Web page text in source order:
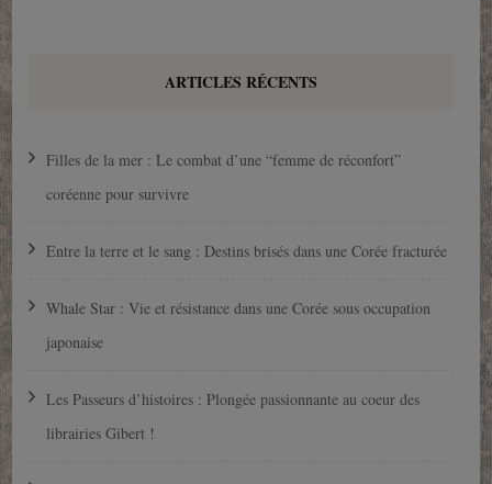
ARTICLES RÉCENTS
Filles de la mer : Le combat d’une “femme de réconfort”
coréenne pour survivre
Entre la terre et le sang : Destins brisés dans une Corée fracturée
Whale Star : Vie et résistance dans une Corée sous occupation
japonaise
Les Passeurs d’histoires : Plongée passionnante au coeur des
librairies Gibert !